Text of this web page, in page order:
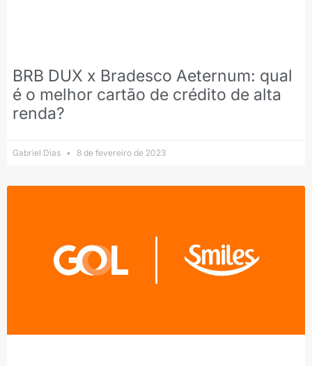
BRB DUX x Bradesco Aeternum: qual
é o melhor cartão de crédito de alta
renda?
Gabriel Dias 8 de fevereiro de 2023